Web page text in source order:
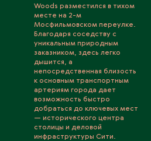
Woods разместился в тихом
месте на 2-м
Мосфильмовском переулке.
Благодаря соседству с
уникальным природным
заказником, здесь легко
дышится, а
непосредственная близость
к основным транспортным
артериям города дает
возможность быстро
добраться до ключевых мест
— исторического центра
столицы и деловой
инфраструктуры Сити.